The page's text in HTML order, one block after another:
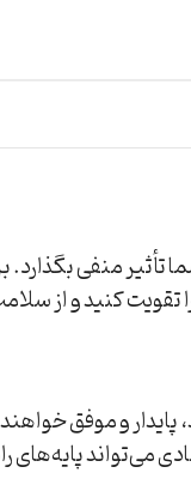
زندگی شما تأثیر
تقویت کنید و از
پایدار و موفق
می‌تواند پایه‌های